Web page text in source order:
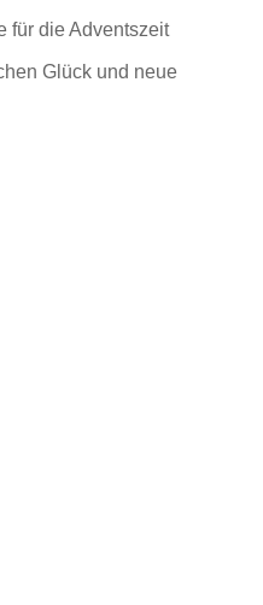
für die Adventszeit
Glück und neue